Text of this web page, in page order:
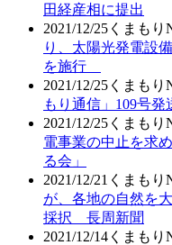
田経産相に提出
2021/12/25 くまもり
り、太陽光発電設
を施行
2021/12/25 くまもり
もり通信」109号発
2021/12/25 くまもり
電事業の中止を求
る会」
2021/12/21 くまもり
が、各地の自然を
採択 長周新聞
2021/12/14 くまもり